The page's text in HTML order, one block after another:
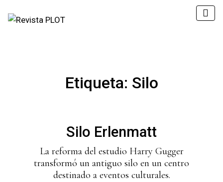
Etiqueta: Silo
Silo Erlenmatt
La reforma del estudio Harry Gugger
transformó un antiguo silo en un centro
destinado a eventos culturales.